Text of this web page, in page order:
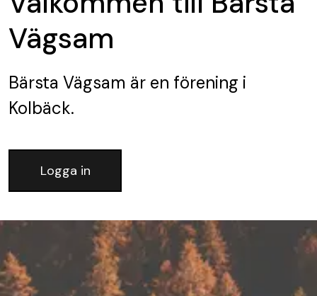
Vägsam
Bärsta Vägsam är en förening i
Kolbäck.
Logga in